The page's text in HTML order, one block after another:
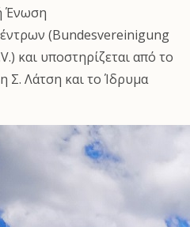
Ένωση
(Bundesvereinigung
και υποστηρίζεται από το
Σ. Λάτση και το Ίδρυμα